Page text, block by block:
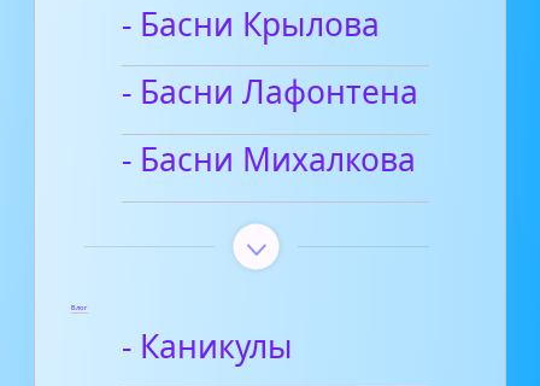
- Басни Крылова
- Басни Лафонтена
- Басни Михалкова
Блог
- Каникулы